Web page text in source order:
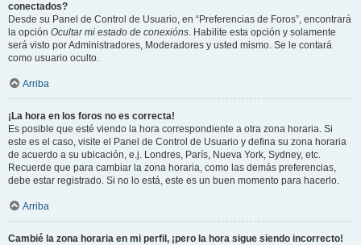
conectados?
Desde su Panel de Control de Usuario, en “Preferencias de Foros”, encontrará
la opción Ocultar mi estado de conexións. Habilite esta opción y solamente
será visto por Administradores, Moderadores y usted mismo. Se le contará
como usuario oculto.
Arriba
¡La hora en los foros no es correcta!
Es posible que esté viendo la hora correspondiente a otra zona horaria. Si
este es el caso, visite el Panel de Control de Usuario y defina su zona horaria
de acuerdo a su ubicación, e.j. Londres, París, Nueva York, Sydney, etc.
Recuerde que para cambiar la zona horaria, como las demás preferencias,
debe estar registrado. Si no lo está, este es un buen momento para hacerlo.
Arriba
Cambié la zona horaria en mi perfil, ¡pero la hora sigue siendo incorrecto!